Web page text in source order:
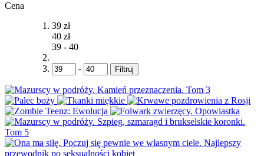
Cena
39 zł
40 zł
39 - 40
- Filtruj